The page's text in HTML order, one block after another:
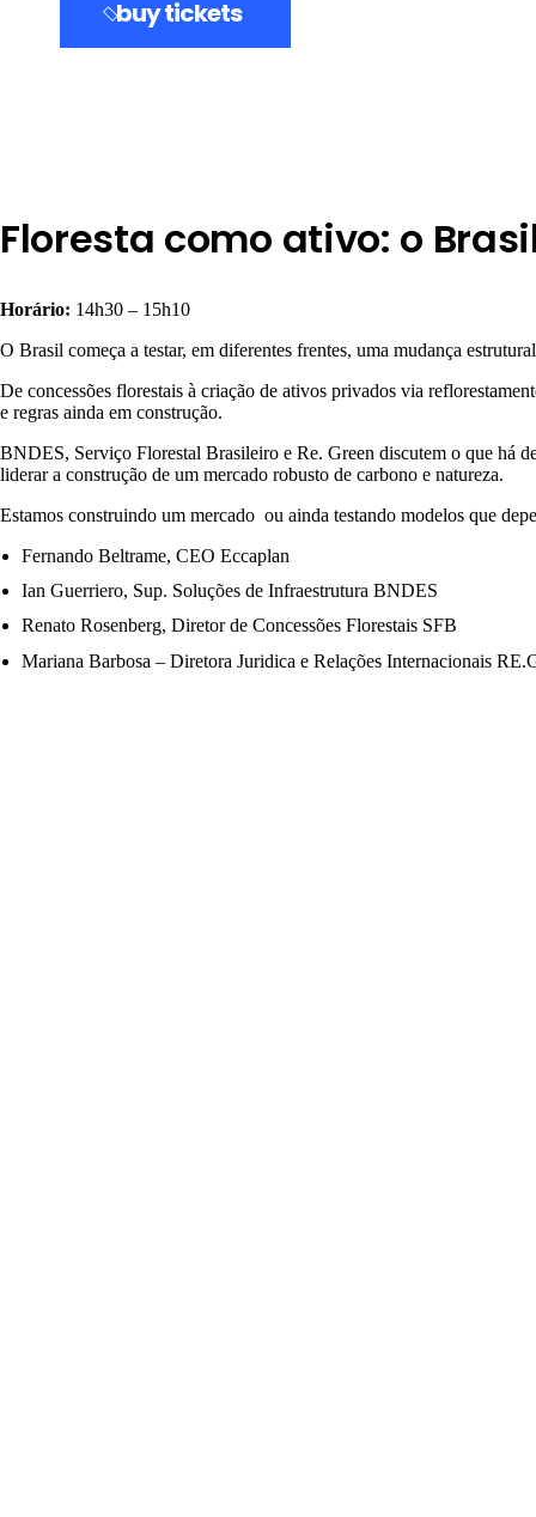
buy tickets
Floresta como ativo: o
Horário: 14h30 – 15h10
O Brasil começa a testar, em diferentes frentes, uma mudança
De concessões florestais à criação de ativos privados via
e regras ainda em construção.
BNDES, Serviço Florestal Brasileiro e Re. Green discutem o que há
liderar a construção de um mercado robusto de carbono e natureza.
Estamos construindo um mercado ou ainda testando modelos que
Fernando Beltrame, CEO Eccaplan
Ian Guerriero, Sup. Soluções de Infraestrutura BNDES
Renato Rosenberg, Diretor de Concessões Florestais SFB
Mariana Barbosa – Diretora Juridica e Relações Internacionais